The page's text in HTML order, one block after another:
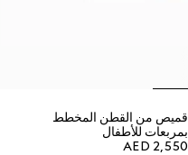
قميص من القطن المخطط
بمربعات للأطفال
AED 2,550